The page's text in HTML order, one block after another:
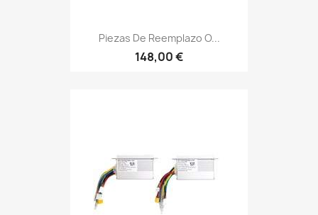
Piezas De Reemplazo O...
148,00 €